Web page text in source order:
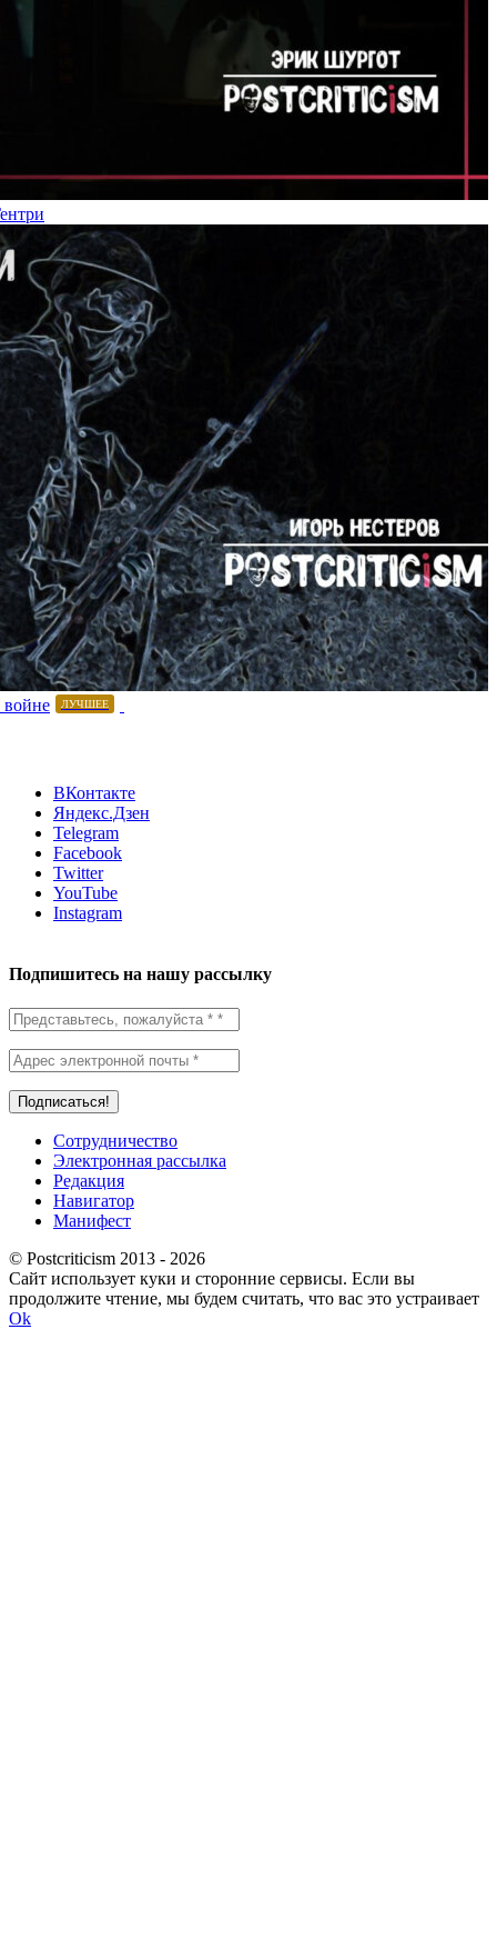
ЛУЧШЕЕ
ВКонтакте
Яндекс.Дзен
Telegram
Facebook
Twitter
YouTube
Instagram
Подпишитесь на нашу рассылку
Сотрудничество
Электронная рассылка
Редакция
Навигатор
Манифест
© Postcriticism 2013 - 2026
Сайт использует куки и сторонние сервисы. Если вы
продолжите чтение, мы будем считать, что вас это устраивает
Ok